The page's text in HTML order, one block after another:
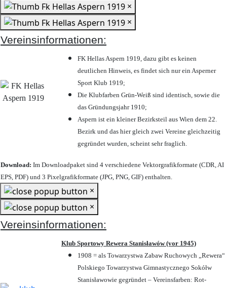
×
×
Vereinsinformationen:
FK Hellas Aspern 1919, dazu gibt es keinen
deutlichen Hinweis, es findet sich nur ein Asperner
Sport Klub 1919;
Die Klubfarben Grün-Weiß sind identisch, sowie die
das Gründungsjahr 1910;
Aspern ist ein kleiner Bezirksteil aus Wien dem 22.
Bezirk und das hier gleich zwei Vereine gleichzeitig
gegründet wurden, scheint sehr fraglich.
Download: Im Downloadpaket sind 4 verschiedene Vektorgrafikformate (CDR, AI
EPS, PDF) und 3 Pixelgrafikformate (JPG, PNG, GIF) enthalten.
×
×
Vereinsinformationen:
Klub Sportowy Rewera Stanisławów (vor 1945)
1908 = als Towarzystwa Zabaw Ruchowych „Rewera“
Polskiego Towarzystwa Gimnastycznego Sokółw
Stanisławowie gegründet – Vereinsfarben: Rot-